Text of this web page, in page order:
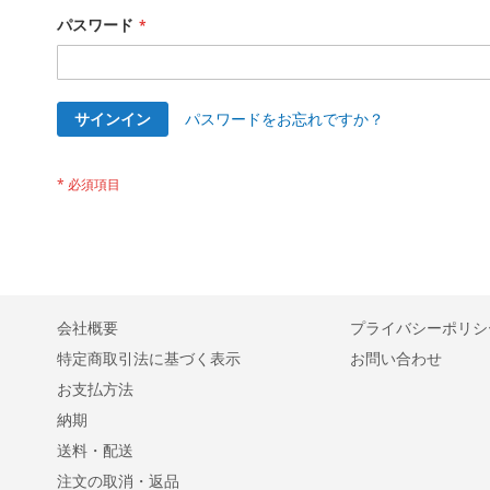
パスワード
サインイン パスワードをお忘れですか？
会社概要
特定商取引法に基づく表示
お支払方法
納期
送料・配送
注文の取消・返品
プライバシーポリ
お問い合わせ